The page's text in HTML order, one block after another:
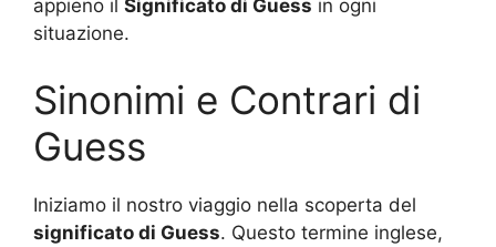
appieno il Significato di Guess in ogni
situazione.
Sinonimi e Contrari di
Guess
Iniziamo il nostro viaggio nella scoperta del
significato di Guess. Questo termine inglese,